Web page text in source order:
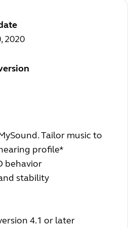
2020
Tailor music to
profile*
behavior
stability
4.1 or later